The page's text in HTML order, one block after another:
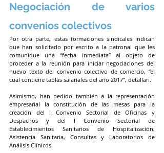
Negociación de varios
convenios colectivos
Por otra parte, estas formaciones sindicales indican
que han solicitado por escrito a la patronal que les
comunique una “fecha inmediata” al objeto de
proceder a la reunión para iniciar negociaciones del
nuevo texto del convenio colectivo de comercio, “el
cual contiene tablas salariales del año 2017”, detallan.
Asimismo, han pedido también a la representación
empresarial la constitución de las mesas para la
creación del I Convenio Sectorial de Oficinas y
Despachos y del I Convenio Sectorial de
Establecimientos Sanitarios de Hospitalización,
Asistencia Sanitaria, Consultas y Laboratorios de
Análisis Clínicos.